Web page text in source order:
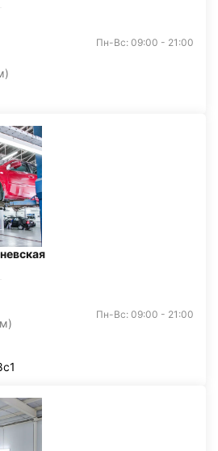
Пн-Вс: 09:00 - 21:00
Пн-Вс: 09:00 - 21:00